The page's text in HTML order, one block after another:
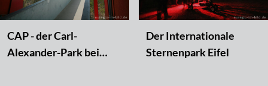
CAP - der Carl-
Alexander-Park bei
Der Internationale
Sternenpark Eifel